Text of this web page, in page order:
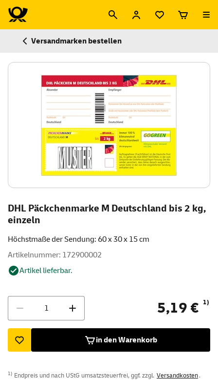
Versandmarken bestellen
DHL Päckchenmarke M Deutschland bis 2 kg,
einzeln
Höchstmaße der Sendung: 60 x 30 x 15 cm
Artikelnummer: 172900002
Artikel lieferbar.
5,19 € 1)
in den Warenkorb
1) Endpreis und nach UStG umsatzsteuerfrei, ggf. zzgl. Versandkosten.